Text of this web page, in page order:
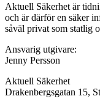
Aktuell Säkerhet är
och är därför en säker
såväl privat som statlig
Ansvarig utgivare:
Jenny Persson
Aktuell Säkerhet
Drakenbergsgatan 15,